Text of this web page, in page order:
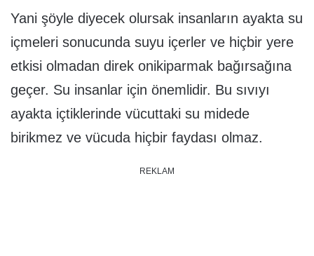
Yani şöyle diyecek olursak insanların ayakta su
içmeleri sonucunda suyu içerler ve hiçbir yere
etkisi olmadan direk onikiparmak bağırsağına
geçer. Su insanlar için önemlidir. Bu sıvıyı
ayakta içtiklerinde vücuttaki su midede
birikmez ve vücuda hiçbir faydası olmaz.
REKLAM